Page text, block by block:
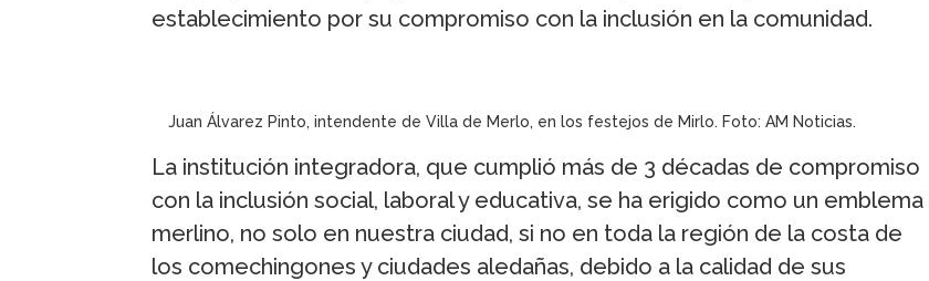
establecimiento por su compromiso con la inclusión en la comunidad.
Juan Álvarez Pinto, intendente de Villa de Merlo, en los festejos de Mirlo. Foto: AM Noticias.
La institución integradora, que cumplió más de 3 décadas de compromiso
con la inclusión social, laboral y educativa, se ha erigido como un emblema
merlino, no solo en nuestra ciudad, si no en toda la región de la costa de
los comechingones y ciudades aledañas, debido a la calidad de sus